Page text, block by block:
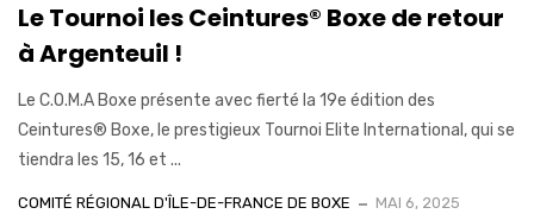
Le Tournoi les Ceintures® Boxe de retour
à Argenteuil !
Le C.O.M.A Boxe présente avec fierté la 19e édition des
Ceintures® Boxe, le prestigieux Tournoi Elite International, qui se
tiendra les 15, 16 et ...
COMITÉ RÉGIONAL D'ÎLE-DE-FRANCE DE BOXE MAI 6, 2025